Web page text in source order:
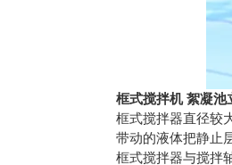
框式搅拌机 絮凝池
框式搅拌器直径较
带动的液体把静止
框式搅拌器与搅拌